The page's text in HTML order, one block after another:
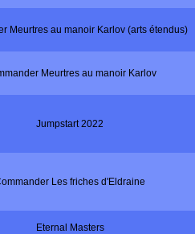
Meurtres au manoir Karlov (arts étendus)
Meurtres au manoir Karlov
Jumpstart 2022
Les friches d'Eldraine
Eternal Masters